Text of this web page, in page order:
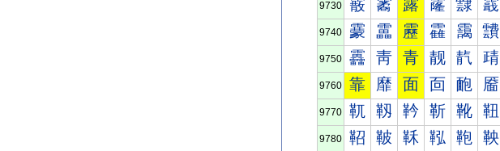
9730 霰 霱 露 霳 霴 霵
9740 靀 靁 靂 靃 靄 靅
9750 靐 靑 青 靓 靔 靕
9760 靠 靡 面 靣 靤 靥
9770 靰 靱 靲 靳 靴 靵
9780 鞀 鞁 鞂 鞃 鞄 鞅